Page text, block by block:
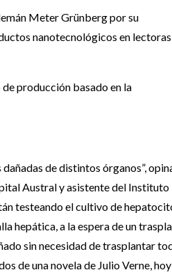
Meter Grünberg por su
nanotecnológicos en
producción basado en la
de distintos órganos”,
Austral y asistente del Instituto
testeando el cultivo de
hepática, a la espera de un
sin necesidad de trasplantar
de una novela de Julio Verne,